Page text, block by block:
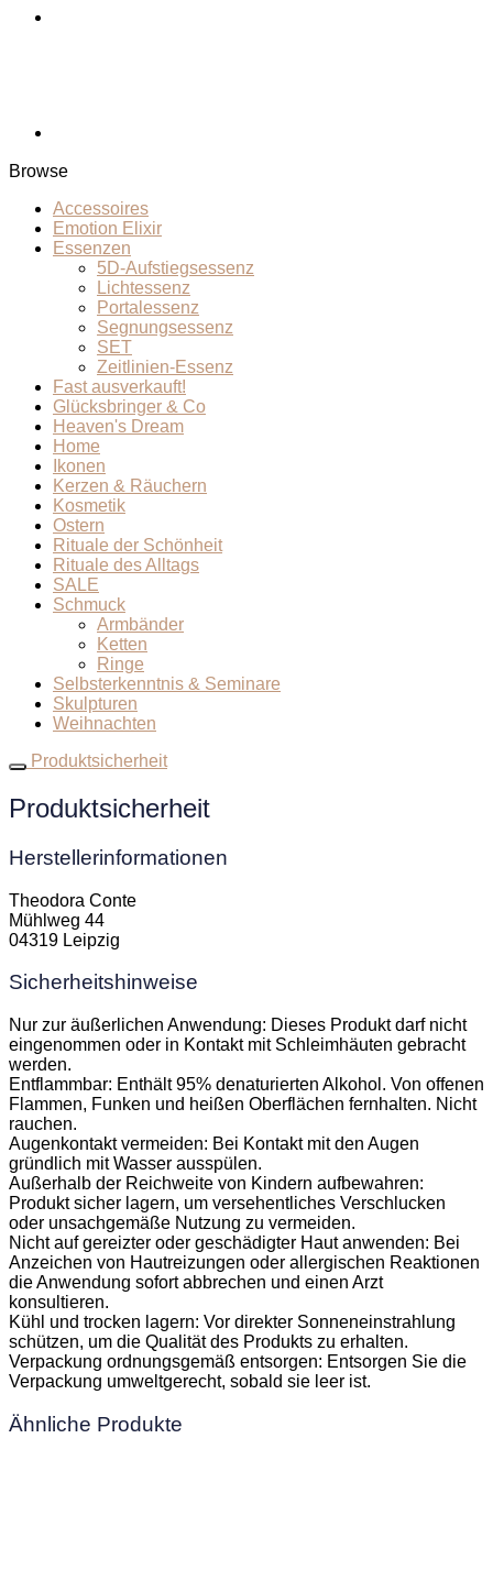
Browse
Accessoires
Emotion Elixir
Essenzen
5D-Aufstiegsessenz
Lichtessenz
Portalessenz
Segnungsessenz
SET
Zeitlinien-Essenz
Fast ausverkauft!
Glücksbringer & Co
Heaven's Dream
Home
Ikonen
Kerzen & Räuchern
Kosmetik
Ostern
Rituale der Schönheit
Rituale des Alltags
SALE
Schmuck
Armbänder
Ketten
Ringe
Selbsterkenntnis & Seminare
Skulpturen
Weihnachten
Produktsicherheit
Produktsicherheit
Herstellerinformationen
Theodora Conte
Mühlweg 44
04319 Leipzig
Sicherheitshinweise
Nur zur äußerlichen Anwendung: Dieses Produkt darf nicht
eingenommen oder in Kontakt mit Schleimhäuten gebracht
werden.
Entflammbar: Enthält 95% denaturierten Alkohol. Von offenen
Flammen, Funken und heißen Oberflächen fernhalten. Nicht
rauchen.
Augenkontakt vermeiden: Bei Kontakt mit den Augen
gründlich mit Wasser ausspülen.
Außerhalb der Reichweite von Kindern aufbewahren:
Produkt sicher lagern, um versehentliches Verschlucken
oder unsachgemäße Nutzung zu vermeiden.
Nicht auf gereizter oder geschädigter Haut anwenden: Bei
Anzeichen von Hautreizungen oder allergischen Reaktionen
die Anwendung sofort abbrechen und einen Arzt
konsultieren.
Kühl und trocken lagern: Vor direkter Sonneneinstrahlung
schützen, um die Qualität des Produkts zu erhalten.
Verpackung ordnungsgemäß entsorgen: Entsorgen Sie die
Verpackung umweltgerecht, sobald sie leer ist.
Ähnliche Produkte